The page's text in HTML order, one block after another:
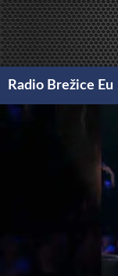
Preskoči
na
vsebino
Radio Brežice Eu